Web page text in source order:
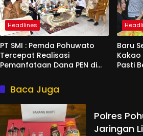
Headlines
PT SMI : Pemda Pohuwato
Tercepat Realisasi
Pemanfataan Dana PEN di
Baru
Pasti
Baca Juga
Polres
Jaringan